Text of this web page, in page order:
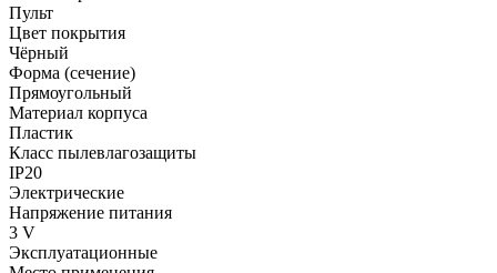
Пульт
Цвет покрытия
Чёрный
Форма (сечение)
Прямоугольный
Материал корпуса
Пластик
Класс пылевлагозащиты
IP20
Электрические
Напряжение питания
3 V
Эксплуатационные